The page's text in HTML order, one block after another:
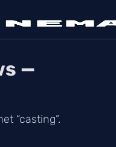
—
“casting”.